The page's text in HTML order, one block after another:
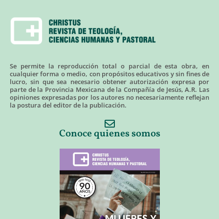
Se permite la reproducción total o parcial de esta obra, en
cualquier forma o medio, con propósitos educativos y sin fines de
lucro, sin que sea necesario obtener autorización expresa por
parte de la Provincia Mexicana de la Compañía de Jesús, A.R. Las
opiniones expresadas por los autores no necesariamente reflejan
la postura del editor de la publicación.
Conoce quienes somos